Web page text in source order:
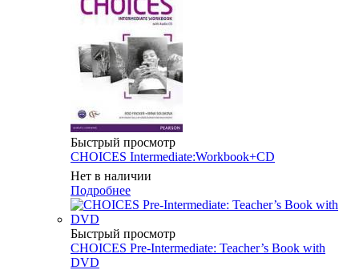
Быстрый просмотр
CHOICES Intermediate:Workbook+CD
Нет в наличии
Подробнее
Быстрый просмотр
CHOICES Pre-Intermediate: Teacher’s Book with
DVD